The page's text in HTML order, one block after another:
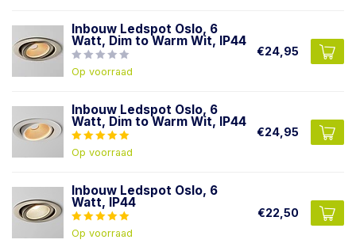
Inbouw Ledspot Oslo, 6
Watt, Dim to Warm Wit, IP44
Op voorraad
€24,95
Inbouw Ledspot Oslo, 6
Watt, Dim to Warm Wit, IP44
Op voorraad
€24,95
Inbouw Ledspot Oslo, 6
Watt, IP44
Op voorraad
€22,50